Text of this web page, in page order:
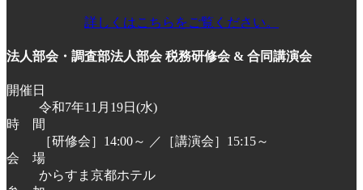
詳しくはこちらをご覧ください。
法人部会・調査部法人部会 税務研修会 & 合同講演会
開催日
令和7年11月19日(水)
時 間
［研修会］14:00～ ／［講演会］15:15～
会 場
からすま京都ホテル